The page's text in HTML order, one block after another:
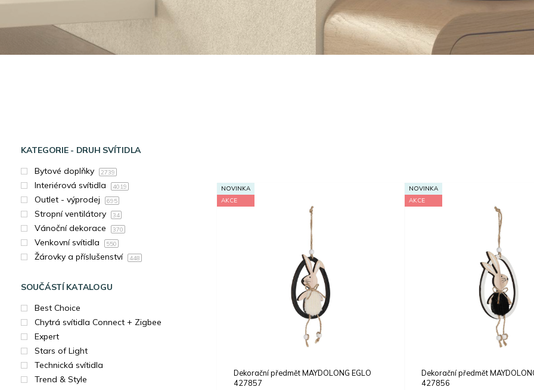
KATEGORIE - DRUH SVÍTIDLA
Bytové doplňky
2739
Interiérová svítidla 4019
Outlet - výprodej 695
Stropní ventilátory 34
Vánoční dekorace 370
Venkovní svítidla 550
Žárovky a příslušenství 448
SOUČÁSTÍ KATALOGU
Best Choice
Chytrá svítidla Connect + Zigbee
Expert
Stars of Light
Technická svítidla
Trend & Style
NOVINKA
AKCE
Dekorační předmět MAYDOLONG EGLO
427857
NOVINKA
AKCE
Dekorační předmět
427856